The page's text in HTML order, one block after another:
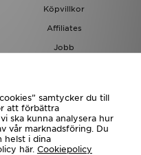
Köpvillkor
Affiliates
Jobb
samtycker du till
att förbättra
ska kunna analysera hur
vår marknadsföring. Du
helst i dina
här. Cookiepolicy